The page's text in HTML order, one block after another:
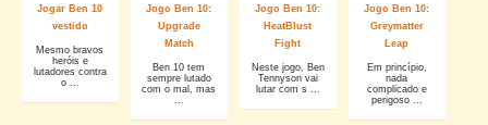
Jogar Ben 10
vestido
Mesmo bravos
heróis e
lutadores contra
o ...
Jogo Ben 10:
Upgrade
Match
Ben 10 tem
sempre lutado
com o mal, mas
Jogo Ben 10:
HeatBlust
Fight
Neste jogo, Ben
Tennyson vai
lutar com s ...
Jogo Ben 10:
Greymatter
Leap
Em princípio,
nada
complicado e
perigoso ...